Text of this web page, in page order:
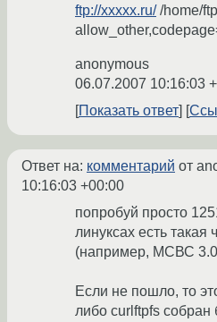
ftp://xxxxx.ru//home/
anonymous
06.07.2007 10:16:03
Показать ответ
Ответ на: комментарий от
10:16:03 +00:00
попробуй просто
линуксах есть такая
(например, МСВС
Если не пошло, то
либо curlftpfs собран